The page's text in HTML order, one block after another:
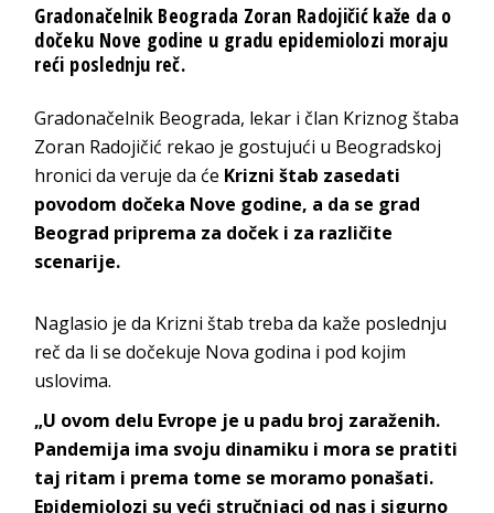
Gradonačelnik Beograda Zoran Radojičić kaže da o
dočeku Nove godine u gradu epidemiolozi moraju
reći poslednju reč.
Gradonačelnik Beograda, lekar i član Kriznog štaba
Zoran Radojičić rekao je gostujući u Beogradskoj
hronici da veruje da će Krizni štab zasedati
povodom dočeka Nove godine, a da se grad
Beograd priprema za doček i za različite
scenarije.
Naglasio je da Krizni štab treba da kaže poslednju
reč da li se dočekuje Nova godina i pod kojim
uslovima.
„U ovom delu Evrope je u padu broj zaraženih.
Pandemija ima svoju dinamiku i mora se pratiti
taj ritam i prema tome se moramo ponašati.
Epidemiolozi su veći stručnjaci od nas i sigurno